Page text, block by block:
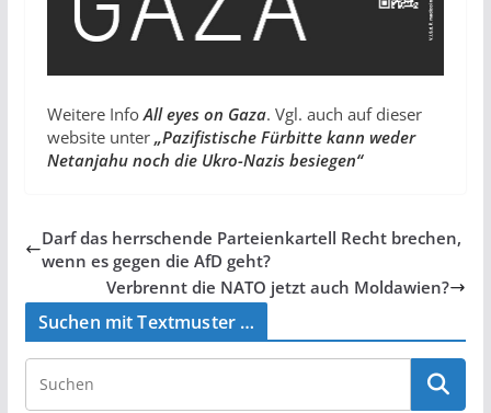
Weitere InfoAll eyes on Gaza. Vgl. auch auf dieser
website unter „Pazifistische Fürbitte kann weder
Netanjahu noch die Ukro-Nazis besiegen“
Darf das herrschende Parteienkartell Recht brechen,
wenn es gegen die AfD geht?
Verbrennt die NATO jetzt auch Moldawien?
Suchen mit Textmuster …